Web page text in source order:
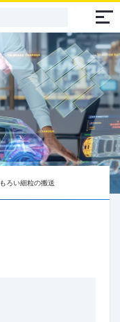
もろい細粒の搬送